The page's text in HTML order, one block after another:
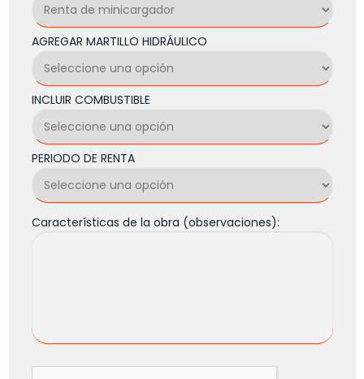
AGREGAR MARTILLO HIDRÁULICO
INCLUIR COMBUSTIBLE
PERIODO DE RENTA
Características de la obra (observaciones):